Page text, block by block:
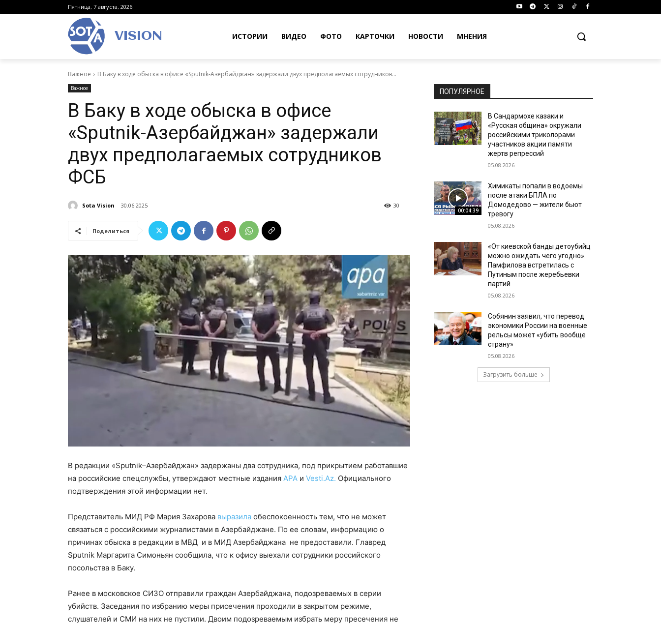
Пятница, 7 августа, 2026
VISION ИСТОРИИ ВИДЕО ФОТО КАРТОЧКИ НОВОСТИ МНЕНИЯ
Важное В Баку в ходе обыска в офисе «Sputnik-Азербайджан» задержали двух предполагаемых сотрудников...
Важное
В Баку в ходе обыска в офисе
«Sputnik-Азербайджан» задержали
двух предполагаемых сотрудников
ФСБ
Sota Vision 30.06.2025 30
Поделиться
В редакции «Sputnik–Азербайджан» задержаны два сотрудника, под прикрытием работавшие
на российские спецслужбы, утверждают местные издания APA и Vesti.Az. Официального
подтверждения этой информации нет.
Представитель МИД РФ Мария Захарова выразила обеспокоенность тем, что не может
связаться с российскими журналистами в Азербайджане. По ее словам, информацию о
причинах обыска в редакции в МВД и в МИД Азербайджана не предоставили. Главред
Sputnik Маргарита Симоньян сообщила, что к офису выехали сотрудники российского
посольства в Баку.
Ранее в московское СИЗО отправили граждан Азербайджана, подозреваемых в серии
убийств. Заседания по избранию меры присечения проходили в закрытом режиме,
слушателей и СМИ на них не пустили. Двоим подозреваемым избрать меру пресечения не
ПОПУЛЯРНОЕ
В Сандармохе казаки и
«Русская община» окружали
российскими триколорами
участников акции памяти
жертв репрессий
05.08.2026
00:04:39
Химикаты попали в водоемы
после атаки БПЛА по
Домодедово — жители бьют
тревогу
05.08.2026
«От киевской банды детоубийц
можно ожидать чего угодно».
Памфилова встретилась с
Путиным после жеребьевки
партий
05.08.2026
Собянин заявил, что перевод
экономики России на военные
рельсы может «убить вообще
страну»
05.08.2026
Загрузить больше